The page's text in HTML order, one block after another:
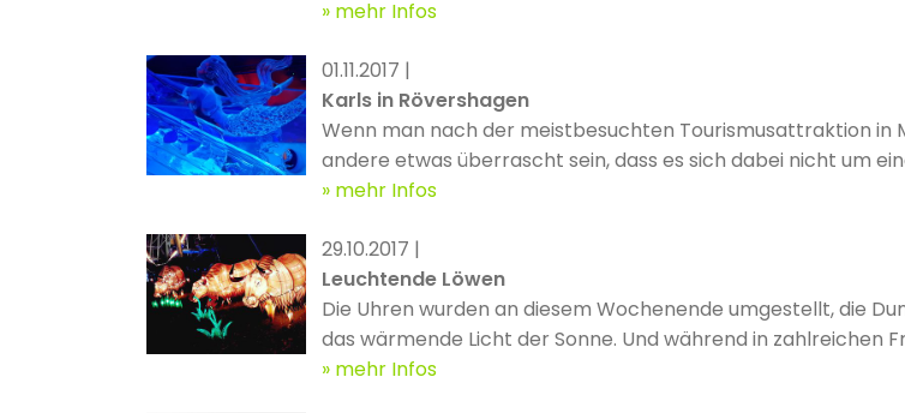
„Observatorium“ eröffnet ...
mehr Infos
01.11.2017 |
Karls in Rövershagen
Wenn man nach der meistbesuchten Tourismusattraktion
andere etwas überrascht sein, dass es sich dabei nicht um
eine kulturelle Einrichtung handelt, sondern um Karls
mehr Infos
29.10.2017 |
Leuchtende Löwen
Die Uhren wurden an diesem Wochenende umgestellt, die
das wärmende Licht der Sonne. Und während in zahlreichen
übernommen hat und Gruselstimmung verbreitet...
mehr Infos